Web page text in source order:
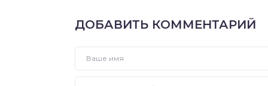
ДОБАВИТЬ КОММЕНТАРИЙ